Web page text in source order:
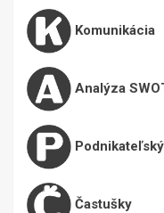
Komunikácia
Analýza
Častušky